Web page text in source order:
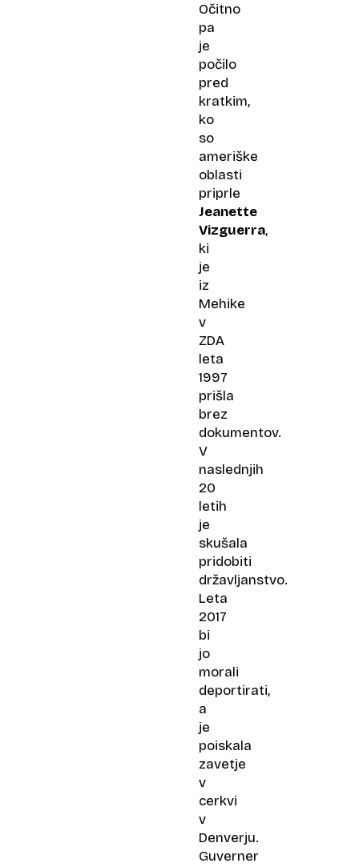
Očitno
pa
je
počilo
pred
kratkim,
ko
so
ameriške
oblasti
priprle
Jeanette
Vizguerra,
ki
je
iz
Mehike
v
ZDA
leta
1997
prišla
brez
dokumentov.
V
naslednjih
20
letih
je
skušala
pridobiti
državljanstvo.
Leta
2017
bi
jo
morali
deportirati,
a
je
poiskala
zavetje
v
cerkvi
v
Denverju.
Guverner